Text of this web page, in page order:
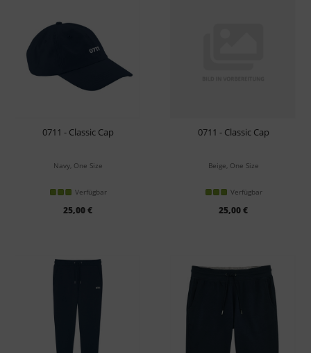
0711 - Classic Cap
Navy, One Size
Verfügbar
25,00 €
0711 - Classic Cap
Beige, One Size
Verfügbar
25,00 €